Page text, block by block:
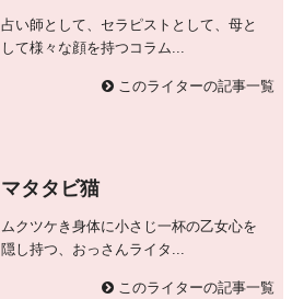
占い師として、セラピストとして、母と
して様々な顔を持つコラム...
このライターの記事一覧
マタタビ猫
ムクツケき身体に小さじ一杯の乙女心を
隠し持つ、おっさんライタ...
このライターの記事一覧